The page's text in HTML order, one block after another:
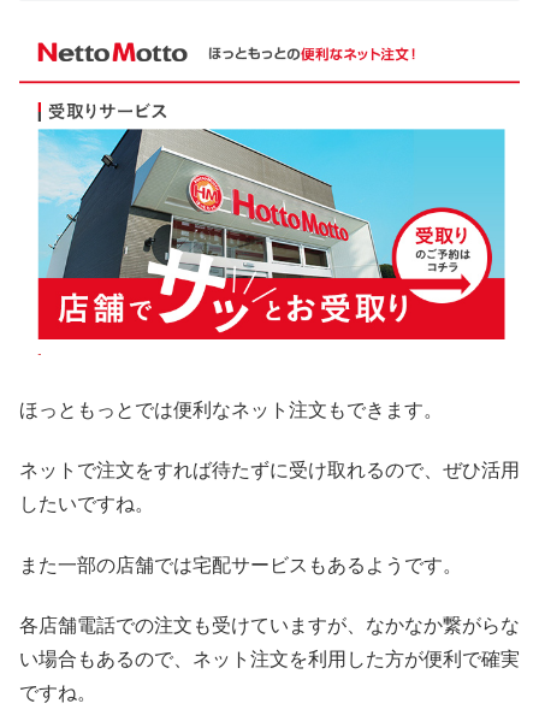
ほっともっとでは便利なネット注文もできます。
ネットで注文をすれば待たずに受け取れるので、ぜひ活用
したいですね。
また一部の店舗では宅配サービスもあるようです。
各店舗電話での注文も受けていますが、なかなか繋がらな
い場合もあるので、ネット注文を利用した方が便利で確実
ですね。